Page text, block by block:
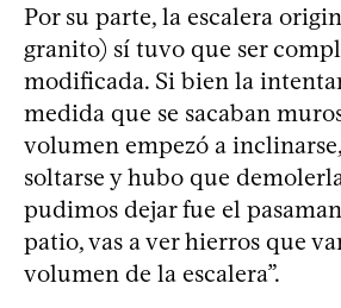
Por su parte, la escalera
granito) sí tuvo que ser
modificada. Si bien la
medida que se sacaban
volumen empezó a
soltarse y hubo que
pudimos dejar fue el
patio, vas a ver hierros que
volumen de la escalera”.